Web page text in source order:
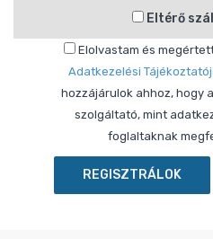
Eltérő
Elolvastam és
Adatkezelési
hozzájárulok ahhoz, hogy
szolgáltató, mint
foglaltaknak
REGISZTRÁLOK